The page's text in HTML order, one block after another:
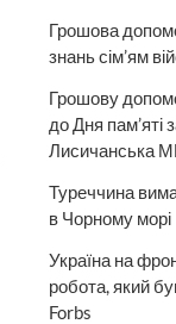
Грошова
знань сім’ям
Грошову
до Дня пам’яті
Лисичанська
Туреччина
в Чорному морі
Україна на
робота, який
Forbs